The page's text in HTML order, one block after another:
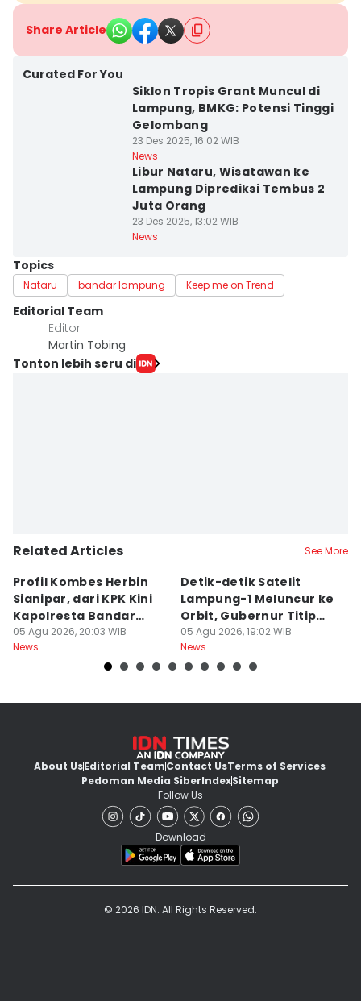
Share Article
Curated For You
Siklon Tropis Grant Muncul di
Lampung, BMKG: Potensi Tinggi
Gelombang
23 Des 2025, 16:02 WIB
News
Libur Nataru, Wisatawan ke
Lampung Diprediksi Tembus 2
Juta Orang
23 Des 2025, 13:02 WIB
News
Topics
Nataru bandar lampung Keep me on Trend
Editorial Team
Editor
Martin Tobing
Tonton lebih seru di
Related Articles See More
Profil Kombes Herbin
Sianipar, dari KPK Kini
Kapolresta Bandar
Lampung
05 Agu 2026, 20:03 WIB
News
Detik-detik Satelit
Lampung-1 Meluncur ke
Orbit, Gubernur Titip
Pesan
05 Agu 2026, 19:02 WIB
News
About UsEditorial TeamContact UsTerms of Services
Pedoman Media SiberIndexSitemap
Follow Us
Download
© 2026 IDN. All Rights Reserved.